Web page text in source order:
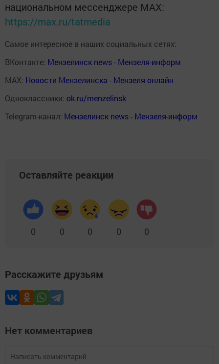
национальном мессенджере MАХ:
https://max.ru/tatmedia
Самое интересное в наших социальных сетях:
ВКонтакте: Мензелинск news - Мензеля-информ
MAX: Новости Мензелинска - Мензеля онлайн
Одноклассники: ok.ru/menzelinsk
Telegram-канал: Мензелинск news - Мензеля-информ
Оставляйте реакции
0 0 0 0 0
Расскажите друзьям
Нет комментариев